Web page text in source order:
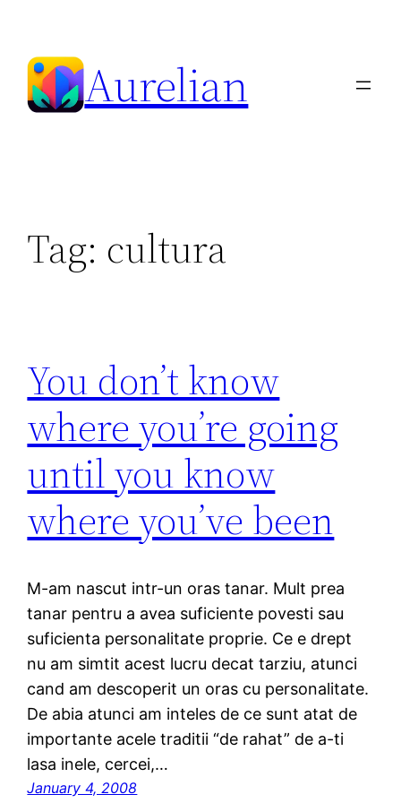
content
Aurelian
Tag: cultura
You don’t know
where you’re going
until you know
where you’ve been
M-am nascut intr-un oras tanar. Mult prea
tanar pentru a avea suficiente povesti sau
suficienta personalitate proprie. Ce e drept
nu am simtit acest lucru decat tarziu, atunci
cand am descoperit un oras cu personalitate.
De abia atunci am inteles de ce sunt atat de
importante acele traditii “de rahat” de a-ti
lasa inele, cercei,…
January 4, 2008